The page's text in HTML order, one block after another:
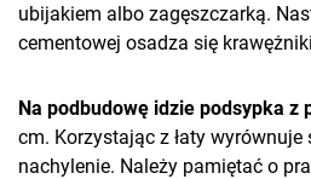
ubijakiem albo zagęszczarką.
cementowej osadza się
Na podbudowę idzie podsypka z
cm. Korzystając z łaty wyrównuje
nachylenie. Należy pamiętać o